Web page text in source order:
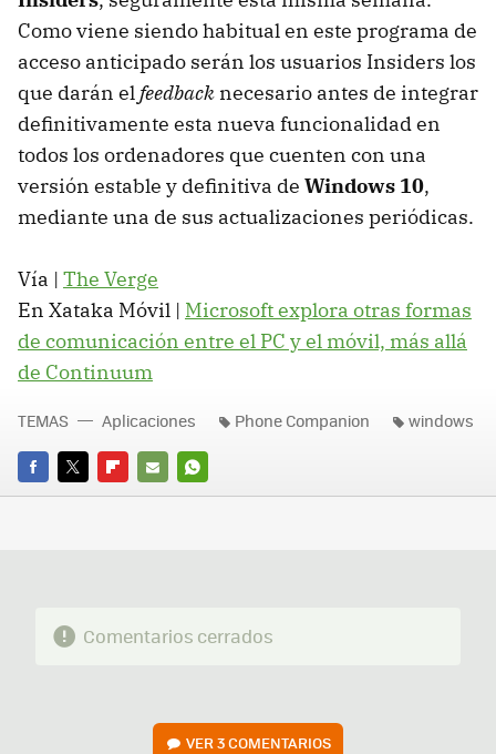
Como viene siendo habitual en este programa de
acceso anticipado serán los usuarios Insiders los
que darán el feedback necesario antes de integrar
definitivamente esta nueva funcionalidad en
todos los ordenadores que cuenten con una
versión estable y definitiva de Windows 10,
mediante una de sus actualizaciones periódicas.
Vía | The Verge
En Xataka Móvil | Microsoft explora otras formas
de comunicación entre el PC y el móvil, más allá
de Continuum
FACEBOOK
TWITTERFLIPBOARD
E-
WHATSAPP
TEMAS Aplicaciones Phone Companion windows
Comentarios cerrados
VER3 COMENTARIOS